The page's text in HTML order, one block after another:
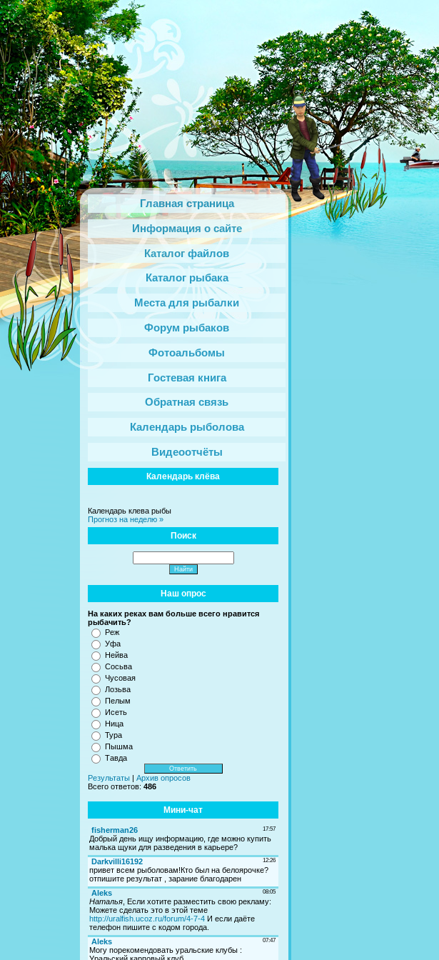
Главная страница
Информация о сайте
Каталог файлов
Каталог рыбака
Места для рыбалки
Форум рыбаков
Фотоальбомы
Гостевая книга
Обратная связь
Календарь рыболова
Видеоотчёты
Календарь клёва
Календарь клева рыбы
Прогноз на неделю »
Поиск
Наш опрос
На каких реках вам больше всего нравится
рыбачить?
Реж
Уфа
Нейва
Сосьва
Чусовая
Лозьва
Пелым
Исеть
Ница
Тура
Пышма
Тавда
Результаты
Архив опросов
Всего ответов: 486
Мини-чат